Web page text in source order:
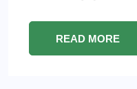
READ MORE